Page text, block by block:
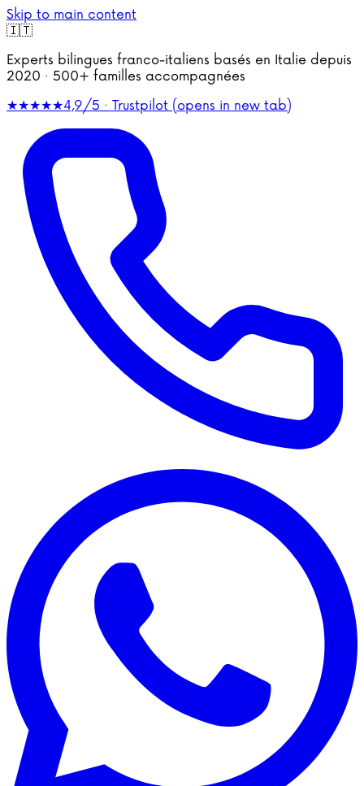
Skip to main content
🇮🇹
Experts bilingues franco-italiens basés en Italie depuis
2020 · 500+ familles accompagnées
★★★★★4,9/5 · Trustpilot (opens in new tab)